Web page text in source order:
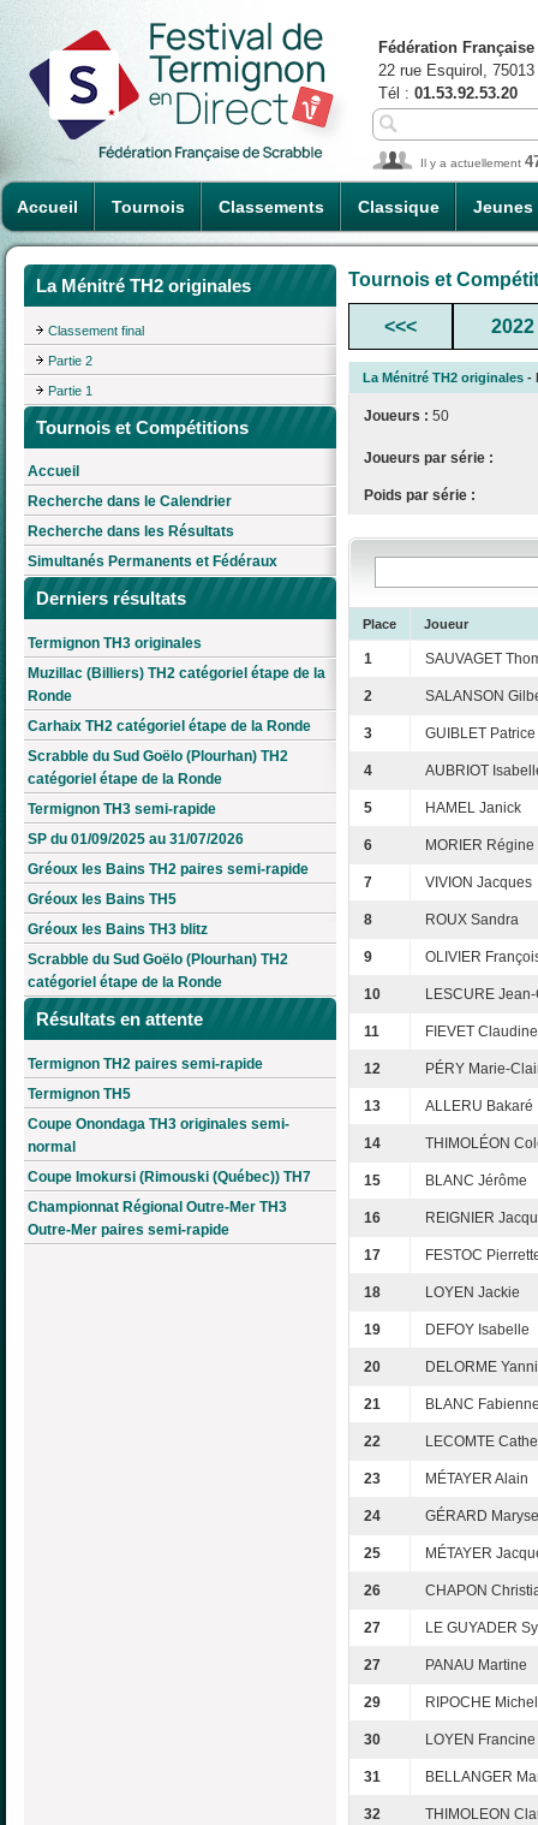
Accueil Tournois Classements Classique Jeunes
Fédération
22 rue Esquirol,
Tél : 01.53.92.53.20
Il y a actuellement
La Ménitré TH2 originales
Classement final
Partie 2
Partie 1
Tournois et Compétitions
Accueil
Recherche dans le Calendrier
Recherche dans les Résultats
Simultanés Permanents et Fédéraux
Derniers résultats
Termignon TH3 originales
Muzillac (Billiers) TH2 catégoriel étape de la
Ronde
Carhaix TH2 catégoriel étape de la Ronde
Scrabble du Sud Goëlo (Plourhan) TH2
catégoriel étape de la Ronde
Termignon TH3 semi-rapide
SP du 01/09/2025 au 31/07/2026
Gréoux les Bains TH2 paires semi-rapide
Gréoux les Bains TH5
Gréoux les Bains TH3 blitz
Scrabble du Sud Goëlo (Plourhan) TH2
catégoriel étape de la Ronde
Résultats en attente
Termignon TH2 paires semi-rapide
Termignon TH5
Coupe Onondaga TH3 originales semi-
normal
Coupe Imokursi (Rimouski (Québec)) TH7
Championnat Régional Outre-Mer TH3
Outre-Mer paires semi-rapide
Tournois et
<<< 2022
La Ménitré TH2 originales -
Joueurs : 50
Joueurs par série :
Poids par série :
Place Joueur
1 SAUVAGET
2 SALANSON
3 GUIBLET Patrice
4 AUBRIOT
5 HAMEL Janick
6 MORIER Régine
7 VIVION Jacques
8 ROUX Sandra
9 OLIVIER
10 LESCURE
11 FIEVET Claudine
12 PÉRY Marie-
13 ALLERU Bakaré
14 THIMOLÉON
15 BLANC Jérôme
16 REIGNIER
17 FESTOC
18 LOYEN Jackie
19 DEFOY Isabelle
20 DELORME
21 BLANC
22 LECOMTE
23 MÉTAYER Alain
24 GÉRARD Maryse
25 MÉTAYER
26 CHAPON
27 LE GUYADER
27 PANAU Martine
29 RIPOCHE
30 LOYEN Francine
31 BELLANGER
32 THIMOLEON